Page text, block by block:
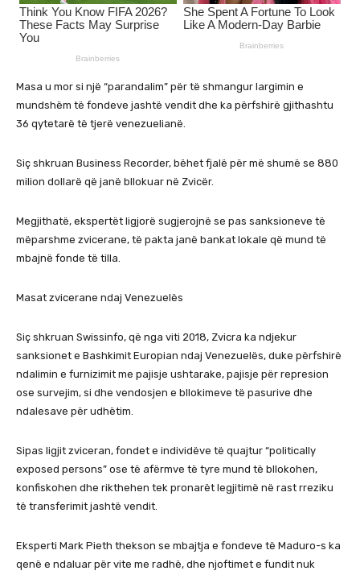
Masa u mor si një “parandalim” për të shmangur largimin e
mundshëm të fondeve jashtë vendit dhe ka përfshirë gjithashtu
36 qytetarë të tjerë venezuelianë.
Siç shkruan Business Recorder, bëhet fjalë për më shumë se 880
milion dollarë që janë bllokuar në Zvicër.
Megjithatë, ekspertët ligjorë sugjerojnë se pas sanksioneve të
mëparshme zvicerane, të pakta janë bankat lokale që mund të
mbajnë fonde të tilla.
Masat zvicerane ndaj Venezuelës
Siç shkruan Swissinfo, që nga viti 2018, Zvicra ka ndjekur
sanksionet e Bashkimit Europian ndaj Venezuelës, duke përfshirë
ndalimin e furnizimit me pajisje ushtarake, pajisje për represion
ose survejim, si dhe vendosjen e bllokimeve të pasurive dhe
ndalesave për udhëtim.
Sipas ligjit zviceran, fondet e individëve të quajtur “politically
exposed persons” ose të afërmve të tyre mund të bllokohen,
konfiskohen dhe rikthehen tek pronarët legjitimë në rast rreziku
të transferimit jashtë vendit.
Eksperti Mark Pieth thekson se mbajtja e fondeve të Maduro-s ka
qenë e ndaluar për vite me radhë, dhe njoftimet e fundit nuk